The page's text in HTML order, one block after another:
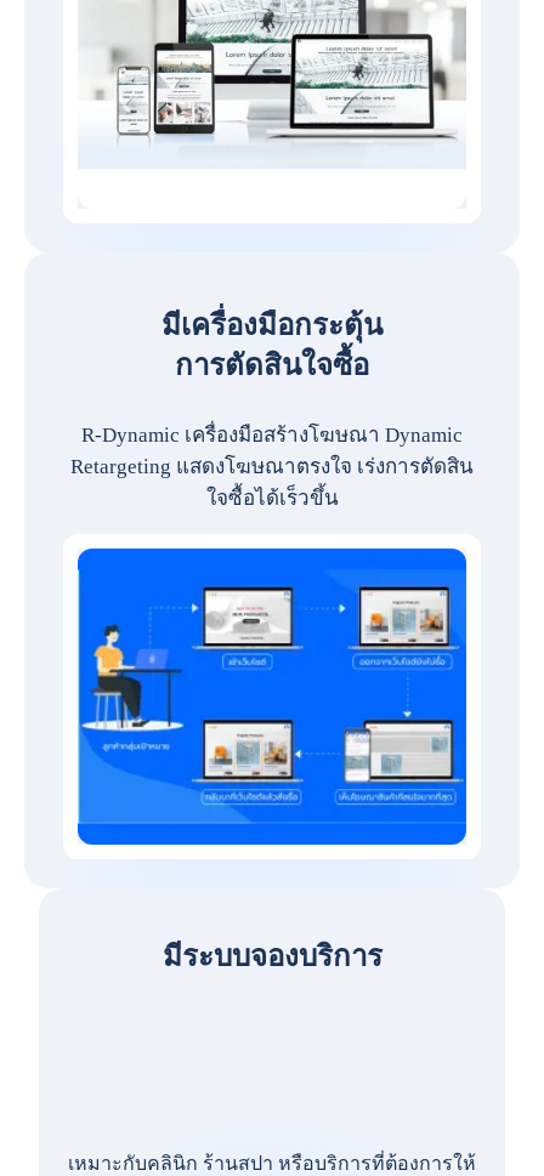
มีเครื่องมือกระตุ้น
การตัดสินใจซื้อ
R-Dynamic เครื่องมือสร้างโฆษณา Dynamic
Retargeting แสดงโฆษณาตรงใจ เร่งการตัดสิน
ใจซื้อได้เร็วขึ้น
มีระบบจองบริการ
เหมาะกับคลินิก ร้านสปา หรือบริการที่ต้องการให้